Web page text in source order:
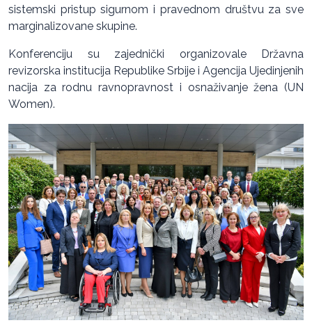
sistemski pristup sigurnom i pravednom društvu za sve
marginalizovane skupine.
Konferenciju su zajednički organizovale Državna
revizorska institucija Republike Srbije i Agencija Ujedinjenih
nacija za rodnu ravnopravnost i osnaživanje žena (UN
Women).